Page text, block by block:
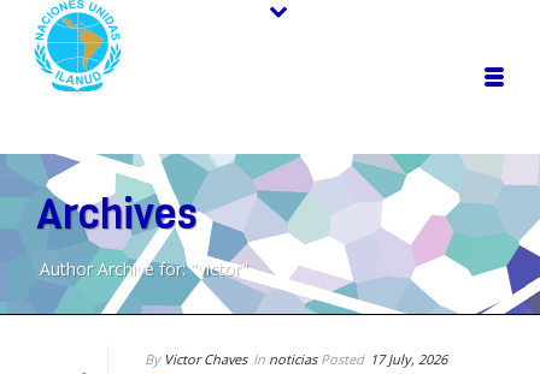
Archives
Author Archive for: "victor"
By Victor Chaves In noticiasPosted 17 July, 2026